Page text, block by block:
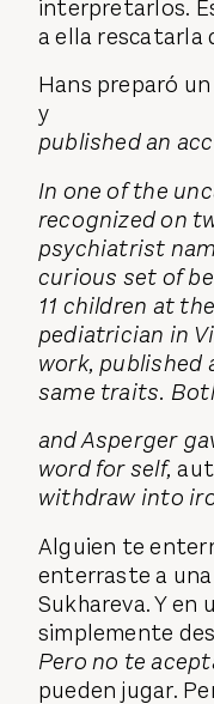
interpretarlos.
a ella rescatarla
Hans preparó
y
published an
In one of the
recognized on
psychiatrist
curious set of
11 children at
pediatrician in
work, published
same traits.
and Asperger
word for self,
withdraw into
Alguien te
enterraste a
Sukhareva. Y
simplemente
Pero no te
pueden jugar.